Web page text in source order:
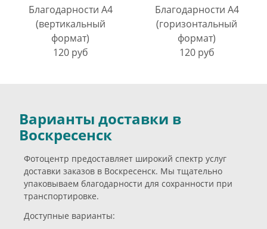
Благодарности A4
(вертикальный
формат)
120 руб
Благодарности A4
(горизонтальный
формат)
120 руб
Варианты доставки в
Воскресенск
Фотоцентр предоставляет широкий спектр услуг
доставки заказов в Воскресенск. Мы тщательно
упаковываем благодарности для сохранности при
транспортировке.
Доступные варианты: